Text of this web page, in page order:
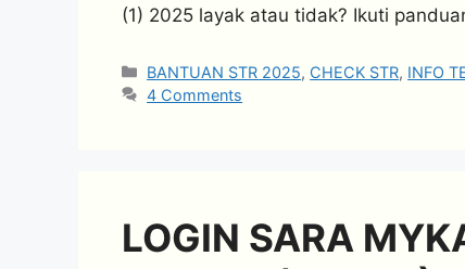
(1) 2025 layak atau tidak? Ikuti
Categories
BANTUAN STR 2025, CHECK STR, INFO
4 Comments
LOGIN SARA